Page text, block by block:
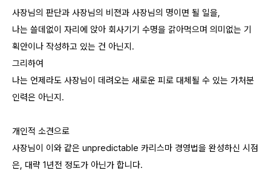
사장님의 판단과 사장님의 비젼과 사장님의 명이면 될 일을,
나는 쓸데없이 자리에 앉아 회사기기 수명을 갉아먹으며 의미없는 기
획안이나 작성하고 있는 건 아닌지.
그리하여
나는 언제라도 사장님이 데려오는 새로운 피로 대체될 수 있는 가처분
인력은 아닌지.
개인적 소견으로
사장님이 이와 같은 unpredictable 카리스마 경영법을 완성하신 시점
은, 대략 1년전 정도가 아닌가 합니다.